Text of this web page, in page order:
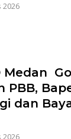
2026
Medan
PBB,
dan
2026